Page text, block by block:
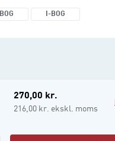
demokrati og give b
BOG I-BOG
270,00 kr.
216,00 kr. ekskl. moms